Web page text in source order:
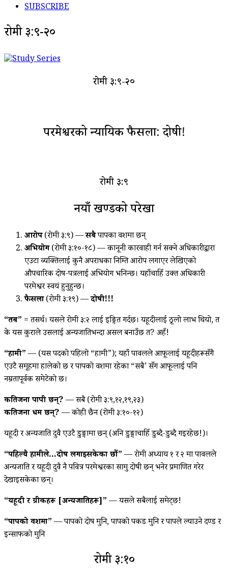
SUBSCRIBE
रोमी ३:९-२०
रोमी ३:९-२०
परमेश्वरको न्यायिक फैसला: दोषी!
रोमी ३:९
नयाँ खण्डको रूपरेखा
आरोप(रोमी ३:९) —सबैपापका वशमा छन्
अभियोग(रोमी ३:१०-१८) — कानूनी कारवाही गर्न सक्‍ने अधिकारीद्वारा
एउटा व्यक्तिलाई कुनै अपराधका निम्ति आरोप लगाएर लेखिएको
औपचारिक दोष-पत्रलाई अभियोग भनिन्छ। यहाँचाहिँ उक्त अधिकारी
परमेश्वर स्वयं हुनुहुन्छ।
फैसला(रोमी ३:१९) —दोषी!!!
“तब” = तसर्थ। यसले रोमी ३:२ लाई इङ्गित गर्दछ। यहूदीलाई ठूलो लाभ थियो, त
के यस कुराले उसलाई अन्यजातिभन्दा असल बनाउँछ त? अहँ!
“हामी” — (यस पदको पहिलो “हामी”); यहाँ पावलले आफूलाई यहूदीहरूसँगै
एउटै समूहमा हालेको छ र पापको वशमा रहेका “सबै’ सँग आफूलाई पनि
नम्रतापूर्वक समेटेको छ।
कतिजना पापी छन्? — सबै (रोमी ३:९,१२,१९,२३)
कतिजना धर्मी छन्? — कोही छैन (रोमी ३:१०-१२)
यहूदी र अन्यजाति दुवै एउटै डुङ्गामा छन् (अनि डुङ्गाचाहिँ डुब्दै-डुब्दै गइरहेछ!)।
“पहिल्यै हामीले…दोष लगाइसकेका छौं” — रोमी अध्याय १ र २ मा पावलले
अन्यजाति र यहूदी दुवै नै पवित्र परमेश्वरका सामु दोषी छन् भनेर प्रमाणित गरेर
देखाइसकेका छन्।
“यहूदी र ग्रीकहरू [अन्यजातिहरू]” — यसले सबैलाई समेट्छ!
“पापको वशमा” — पापको दोष मुनि, पापको पकड मुनि र पापले ल्याउने दण्ड र
इन्साफको मुनि
रोमी ३:१०